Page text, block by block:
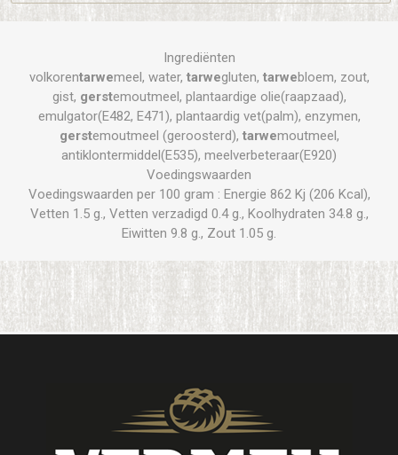
Ingrediënten
volkorentarwemeel, water, tarwegluten, tarwebloem, zout,
gist, gerstemoutmeel, plantaardige olie(raapzaad),
emulgator(E482, E471), plantaardig vet(palm), enzymen,
gerstemoutmeel (geroosterd), tarwemoutmeel,
antiklontermiddel(E535), meelverbeteraar(E920)
Voedingswaarden
Voedingswaarden per 100 gram : Energie 862 Kj (206 Kcal),
Vetten 1.5 g., Vetten verzadigd 0.4 g., Koolhydraten 34.8 g.,
Eiwitten 9.8 g., Zout 1.05 g.